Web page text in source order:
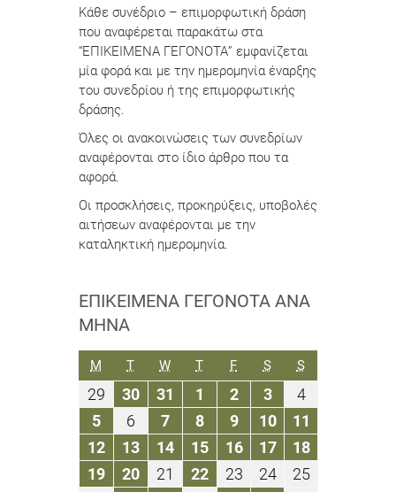
Κάθε συνέδριο – επιμορφωτική δράση
που αναφέρεται παρακάτω στα
“ΕΠΙΚΕΙΜΕΝΑ ΓΕΓΟΝΟΤΑ” εμφανίζεται
μία φορά και με την ημερομηνία έναρξης
του συνεδρίου ή της επιμορφωτικής
δράσης.
Όλες οι ανακοινώσεις των συνεδρίων
αναφέρονται στο ίδιο άρθρο που τα
αφορά.
Οι προσκλήσεις, προκηρύξεις, υποβολές
αιτήσεων αναφέρονται με την
καταληκτική ημερομηνία.
ΕΠΙΚΕΊΜΕΝΑ ΓΕΓΟΝΌΤΑ ΑΝΆ
ΜΉΝΑ
M ΔΕΥΤΈΡΑ
TΤΡΊΤΗ
WΤΕΤΆΡΤΗ
TΠΈΜΠΤΗ
FΠΑΡΑΣΚΕΥΉ
SΣΆΒΒΑΤΟ
SΚΥΡΙΑΚΉ
29
Μαρτίου
2021
3030
Μαρτίου
2021
31
Μαρτίου
2021
1
Απριλίου
2021
22
Απριλίου
2021
33
Απριλίου
2021
44
Απριλίου
2021
55
Απριλίου
2021
6
Απριλίου
2021
77
Απριλίου
2021
88
Απριλίου
2021
99
Απριλίου
2021
1010
Απριλίου
2021
11
Απριλίου
2021
1212
Απριλίου
2021
1313
Απριλίου
2021
1414
Απριλίου
2021
1515
Απριλίου
2021
1616
Απριλίου
2021
1717
Απριλίου
2021
1818
Απριλίου
2021
1919 2020 21 2222 2323 2424 2525